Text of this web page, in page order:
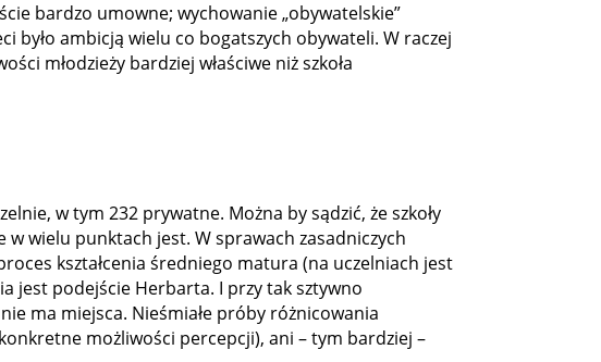
bardzo umowne; wychowanie „obywatelskie”
było ambicją wielu co bogatszych obywateli. W raczej
młodzieży bardziej właściwe niż szkoła
w tym 232 prywatne. Można by sądzić, że szkoły
wielu punktach jest. W sprawach zasadniczych
kształcenia średniego matura (na uczelniach jest
jest podejście Herbarta. I przy tak sztywno
ma miejsca. Nieśmiałe próby różnicowania
możliwości percepcji), ani – tym bardziej –